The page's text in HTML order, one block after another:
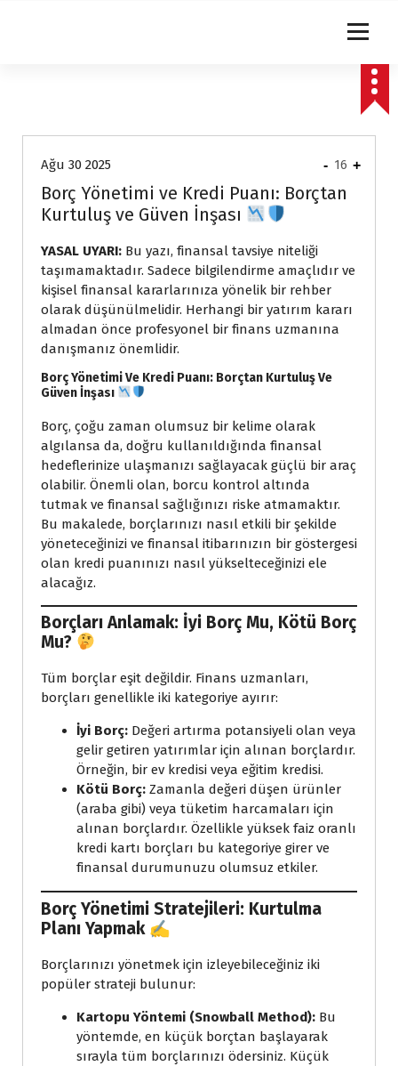
Ağu 30 2025
Borç Yönetimi ve Kredi Puanı: Borçtan
Kurtuluş ve Güven İnşası
YASAL UYARI: Bu yazı, finansal tavsiye niteliği
taşımamaktadır. Sadece bilgilendirme amaçlıdır ve
kişisel finansal kararlarınıza yönelik bir rehber
olarak düşünülmelidir. Herhangi bir yatırım kararı
almadan önce profesyonel bir finans uzmanına
danışmanız önemlidir.
Borç Yönetimi Ve Kredi Puanı: Borçtan Kurtuluş Ve
Güven İnşası
Borç, çoğu zaman olumsuz bir kelime olarak
algılansa da, doğru kullanıldığında finansal
hedeflerinize ulaşmanızı sağlayacak güçlü bir araç
olabilir. Önemli olan, borcu kontrol altında
tutmak ve finansal sağlığınızı riske atmamaktır.
Bu makalede, borçlarınızı nasıl etkili bir şekilde
yöneteceğinizi ve finansal itibarınızın bir göstergesi
olan kredi puanınızı nasıl yükselteceğinizi ele
alacağız.
Borçları Anlamak: İyi Borç Mu, Kötü Borç
Mu?
Tüm borçlar eşit değildir. Finans uzmanları,
borçları genellikle iki kategoriye ayırır:
İyi Borç: Değeri artırma potansiyeli olan veya
gelir getiren yatırımlar için alınan borçlardır.
Örneğin, bir ev kredisi veya eğitim kredisi.
Kötü Borç: Zamanla değeri düşen ürünler
(araba gibi) veya tüketim harcamaları için
alınan borçlardır. Özellikle yüksek faiz oranlı
kredi kartı borçları bu kategoriye girer ve
finansal durumunuzu olumsuz etkiler.
Borç Yönetimi Stratejileri: Kurtulma
Planı Yapmak ✍️
Borçlarınızı yönetmek için izleyebileceğiniz iki
popüler strateji bulunur:
Kartopu Yöntemi (Snowball Method): Bu
yöntemde, en küçük borçtan başlayarak
sırayla tüm borçlarınızı ödersiniz. Küçük
- 16 +